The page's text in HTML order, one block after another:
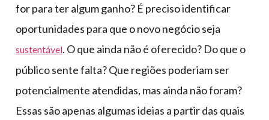
for para ter algum ganho? É preciso identificar
oportunidades para que o novo negócio seja
sustentável. O que ainda não é oferecido? Do que o
público sente falta? Que regiões poderiam ser
potencialmente atendidas, mas ainda não foram?
Essas são apenas algumas ideias a partir das quais